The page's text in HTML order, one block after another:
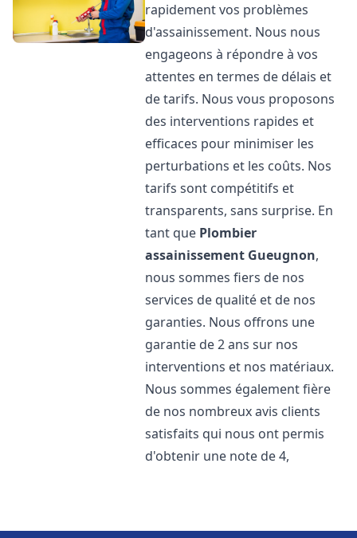
rapidement vos problèmes
d'assainissement. Nous nous
engageons à répondre à vos
attentes en termes de délais et
de tarifs. Nous vous proposons
des interventions rapides et
efficaces pour minimiser les
perturbations et les coûts. Nos
tarifs sont compétitifs et
transparents, sans surprise. En
tant que Plombier
assainissement Gueugnon,
nous sommes fiers de nos
services de qualité et de nos
garanties. Nous offrons une
garantie de 2 ans sur nos
interventions et nos matériaux.
Nous sommes également fière
de nos nombreux avis clients
satisfaits qui nous ont permis
d'obtenir une note de 4,